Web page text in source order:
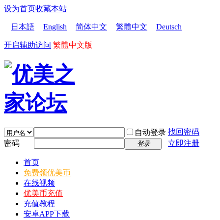
设为首页收藏本站
日本語 English 简体中文 繁體中文 Deutsch
开启辅助访问 繁體中文版
自动登录 找回密码
密码
登录 立即注册
首页
免费领优美币
在线视频
优美币充值
充值教程
安卓APP下载